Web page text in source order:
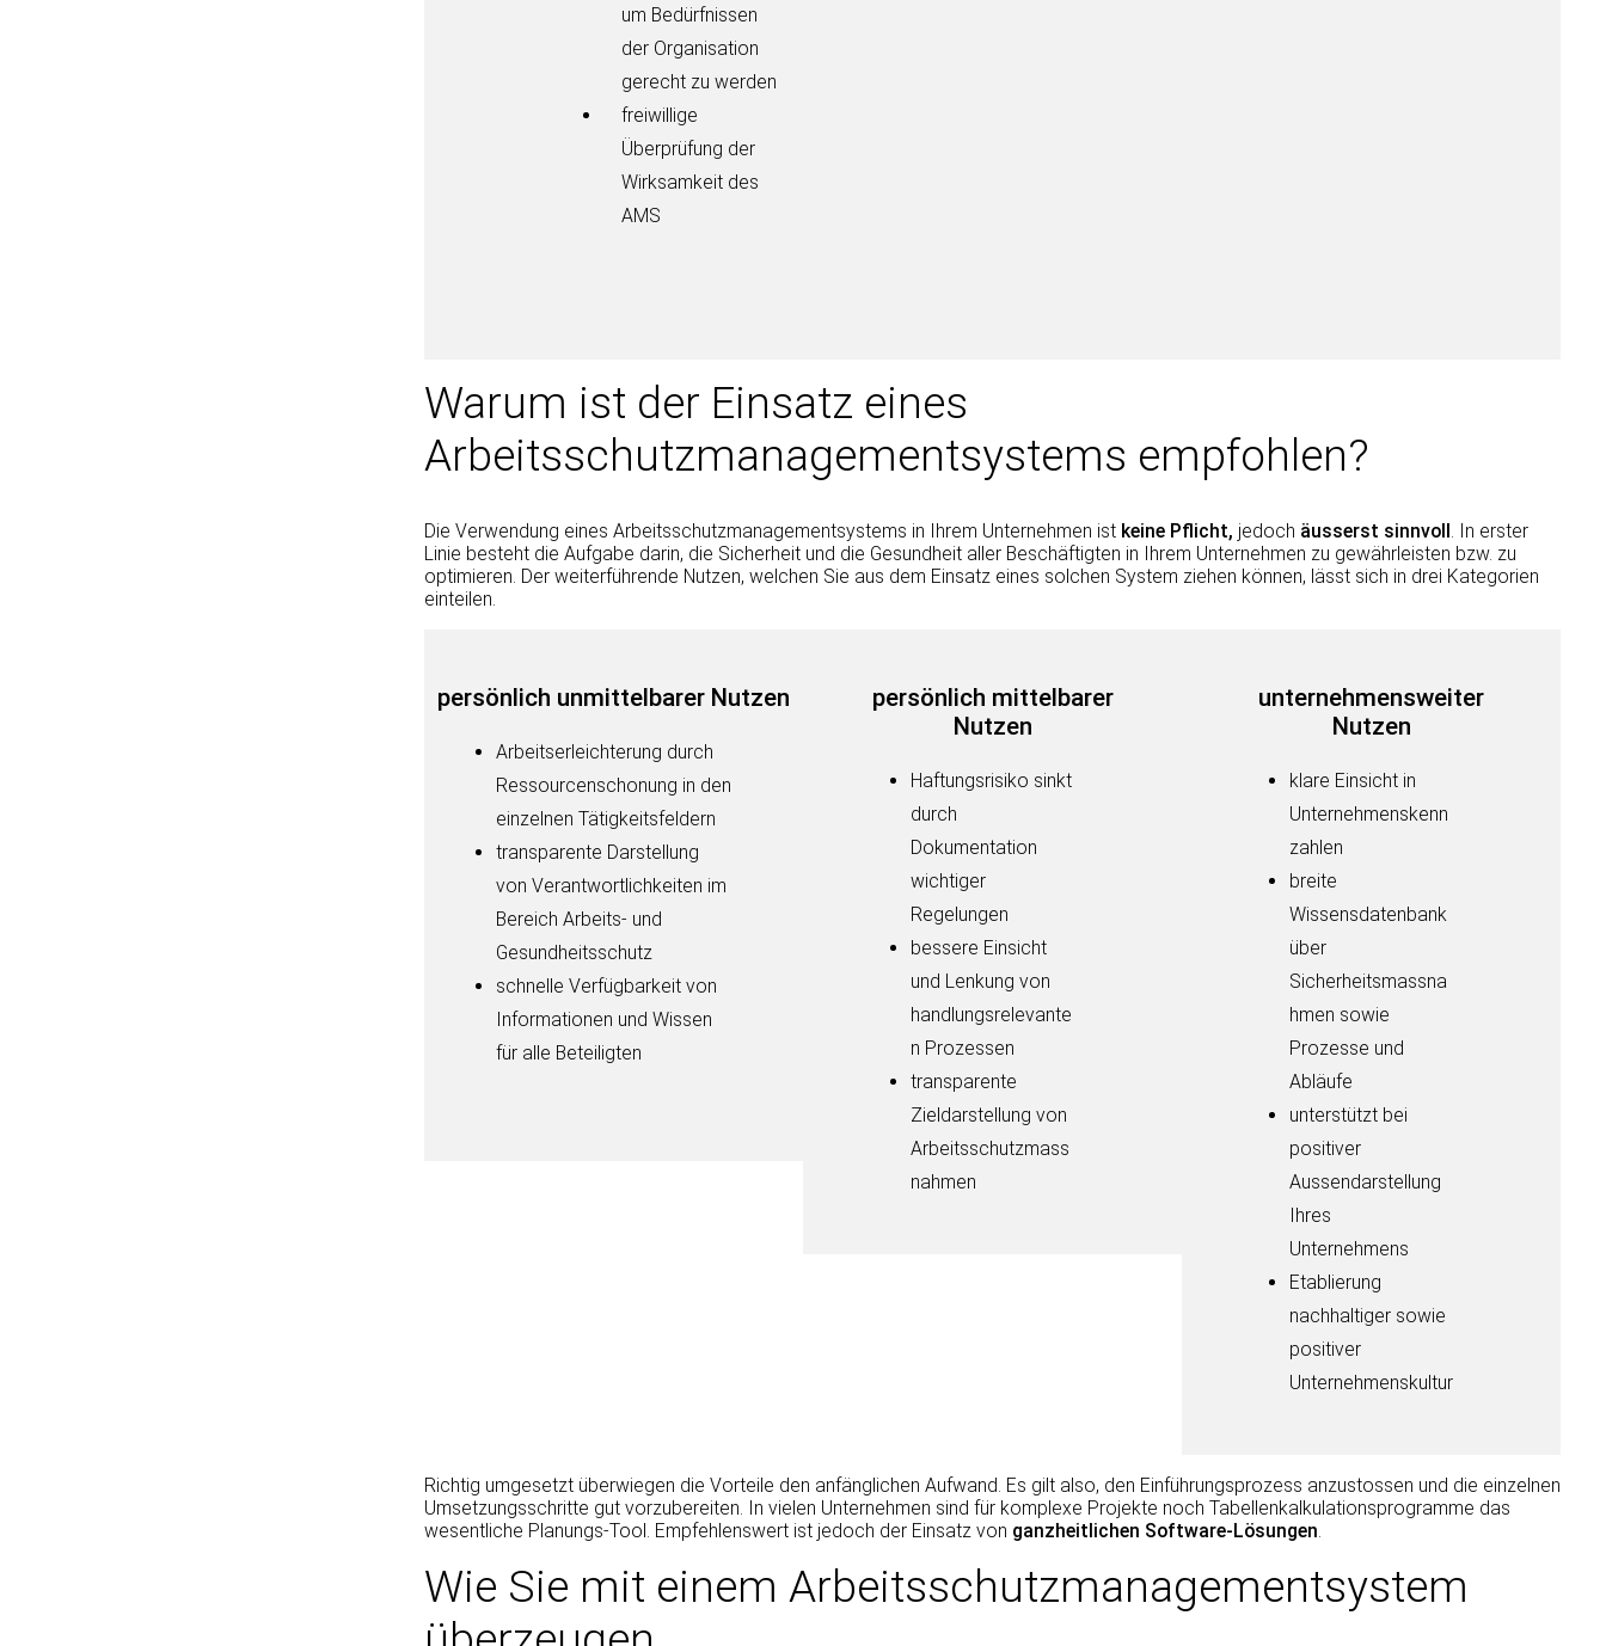
um Bedürfnissen
der Organisation
gerecht zu werden
freiwillige
Überprüfung der
Wirksamkeit des
AMS
Warum ist der Einsatz eines
Arbeitsschutzmanagementsystems empfohlen?
Die Verwendung eines Arbeitsschutzmanagementsystems in Ihrem Unternehmen ist keine Pflicht, jedoch äusserst sinnvoll . In erster
Linie besteht die Aufgabe darin, die Sicherheit und die Gesundheit aller Beschäftigten in Ihrem Unternehmen zu gewährleisten bzw. zu
optimieren. Der weiterführende Nutzen, welchen Sie aus dem Einsatz eines solchen System ziehen können, lässt sich in drei Kategorien
einteilen.
persönlich unmittelbarer Nutzen
Arbeitserleichterung durch
Ressourcenschonung in den
einzelnen Tätigkeitsfeldern
transparente Darstellung
von Verantwortlichkeiten im
Bereich Arbeits- und
Gesundheitsschutz
schnelle Verfügbarkeit von
Informationen und Wissen
für alle Beteiligten
persönlich mittelbarer
Nutzen
Haftungsrisiko sinkt
durch
Dokumentation
wichtiger
Regelungen
bessere Einsicht
und Lenkung von
handlungsrelevante
n Prozessen
transparente
Zieldarstellung von
Arbeitsschutzmass
nahmen
unternehmensweiter
Nutzen
klare Einsicht in
Unternehmenskenn
zahlen
breite
Wissensdatenbank
über
Sicherheitsmassna
hmen sowie
Prozesse und
Abläufe
unterstützt bei
positiver
Aussendarstellung
Ihres
Unternehmens
Etablierung
nachhaltiger sowie
positiver
Unternehmenskultur
Richtig umgesetzt überwiegen die Vorteile den anfänglichen Aufwand. Es gilt also, den Einführungsprozess anzustossen und die einzelnen
Umsetzungsschritte gut vorzubereiten. In vielen Unternehmen sind für komplexe Projekte noch Tabellenkalkulationsprogramme das
wesentliche Planungs-Tool. Empfehlenswert ist jedoch der Einsatz von ganzheitlichen Software-Lösungen
Wie Sie mit einem Arbeitsschutzmanagementsystem